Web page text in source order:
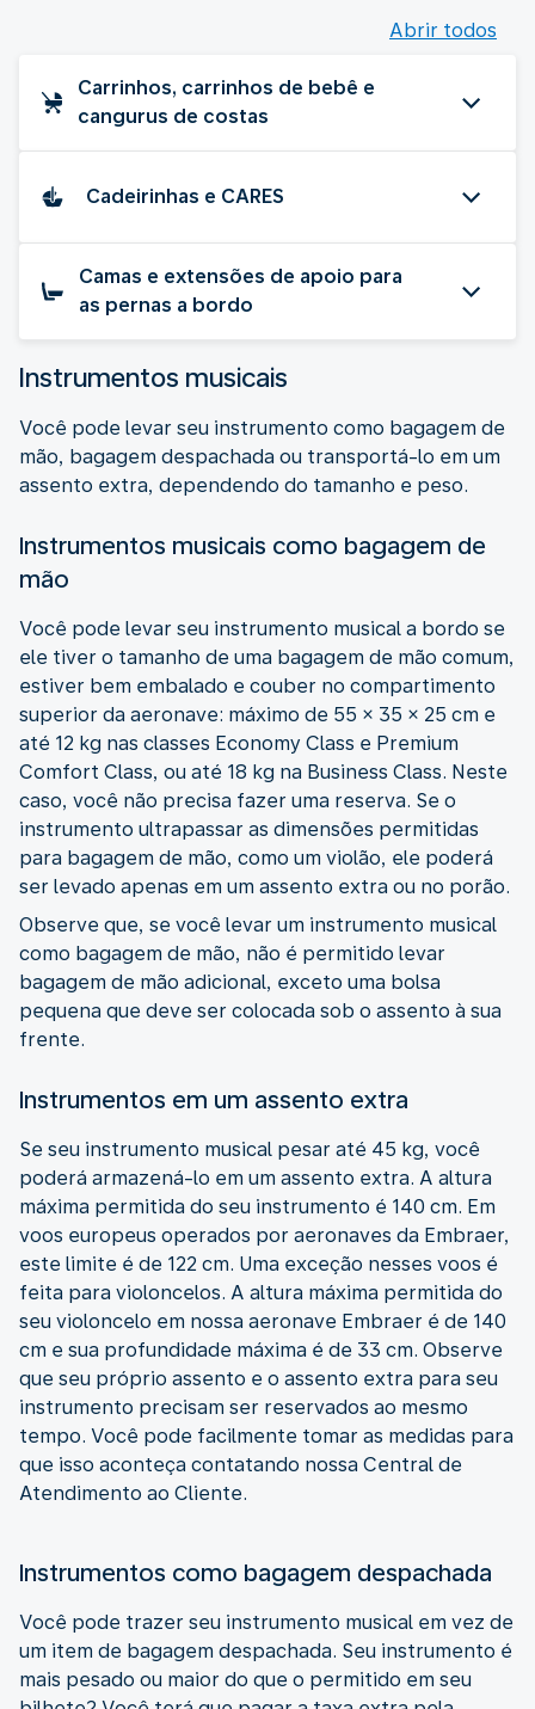
Abrir todos
Carrinhos, carrinhos de bebê e
cangurus de costas
Cadeirinhas e CARES
Camas e extensões de apoio para
as pernas a bordo
Instrumentos musicais
Você pode levar seu instrumento como bagagem de
mão, bagagem despachada ou transportá-lo em um
assento extra, dependendo do tamanho e peso.
Instrumentos musicais como bagagem de
mão
Você pode levar seu instrumento musical a bordo se
ele tiver o tamanho de uma bagagem de mão comum,
estiver bem embalado e couber no compartimento
superior da aeronave: máximo de 55 × 35 × 25 cm e
até 12 kg nas classes Economy Class e Premium
Comfort Class, ou até 18 kg na Business Class. Neste
caso, você não precisa fazer uma reserva. Se o
instrumento ultrapassar as dimensões permitidas
para bagagem de mão, como um violão, ele poderá
ser levado apenas em um assento extra ou no porão.
Observe que, se você levar um instrumento musical
como bagagem de mão, não é permitido levar
bagagem de mão adicional, exceto uma bolsa
pequena que deve ser colocada sob o assento à sua
frente.
Instrumentos em um assento extra
Se seu instrumento musical pesar até 45 kg, você
poderá armazená-lo em um assento extra. A altura
máxima permitida do seu instrumento é 140 cm. Em
voos europeus operados por aeronaves da Embraer,
este limite é de 122 cm. Uma exceção nesses voos é
feita para violoncelos. A altura máxima permitida do
seu violoncelo em nossa aeronave Embraer é de 140
cm e sua profundidade máxima é de 33 cm. Observe
que seu próprio assento e o assento extra para seu
instrumento precisam ser reservados ao mesmo
tempo. Você pode facilmente tomar as medidas para
que isso aconteça contatando nossa Central de
Atendimento ao Cliente.
Instrumentos como bagagem despachada
Você pode trazer seu instrumento musical em vez de
um item de bagagem despachada. Seu instrumento é
mais pesado ou maior do que o permitido em seu